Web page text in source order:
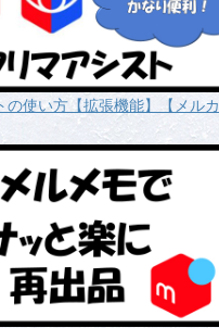
の使い方【拡張機能】【メルカ